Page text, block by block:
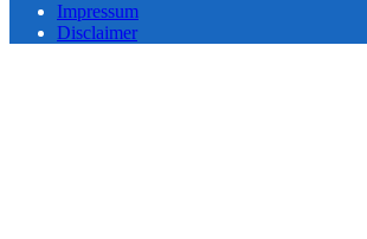
Impressum
Disclaimer